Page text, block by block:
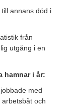
annans död i
från
utgång i en
hamnar i år:
med
och